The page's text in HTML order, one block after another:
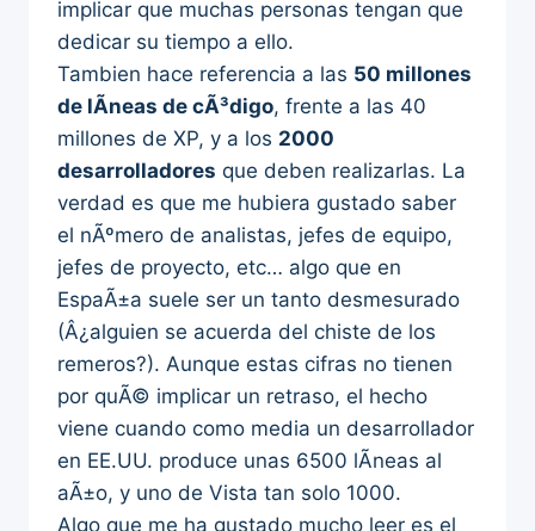
implicar que muchas personas tengan que
dedicar su tiempo a ello.
Tambien hace referencia a las 50 millones
de lÃ­neas de cÃ³digo, frente a las 40
millones de XP, y a los 2000
desarrolladores que deben realizarlas. La
verdad es que me hubiera gustado saber
el nÃºmero de analistas, jefes de equipo,
jefes de proyecto, etc… algo que en
EspaÃ±a suele ser un tanto desmesurado
(Â¿alguien se acuerda del chiste de los
remeros?). Aunque estas cifras no tienen
por quÃ© implicar un retraso, el hecho
viene cuando como media un desarrollador
en EE.UU. produce unas 6500 lÃ­neas al
aÃ±o, y uno de Vista tan solo 1000.
Algo que me ha gustado mucho leer es el